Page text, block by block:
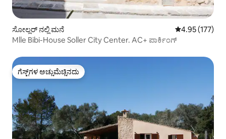
ಸೋಲ್ಲರ್ ನಲ್ಲಿ ಮನೆ 5 ರಲ್ಲಿ 4.95
4.95 (177)
Mlle Bibi-House Soller City Center. AC+ ಪಾರ್ಕಿಂಗ್
ಗೆಸ್ಟ್‌ಗಳ ಅಚ್ಚುಮೆಚ್ಚಿನದು
ಗೆಸ್ಟ್‌ಗಳ ಅಚ್ಚುಮೆಚ್ಚಿನದು